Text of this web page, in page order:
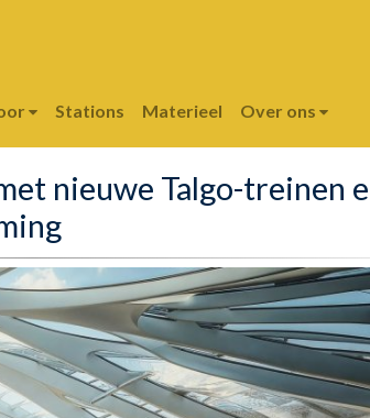
Stations Materieel Over ons
nieuwe Talgo-treinen